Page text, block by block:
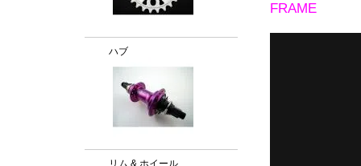
ハブ
リム & ホイール
FRAME